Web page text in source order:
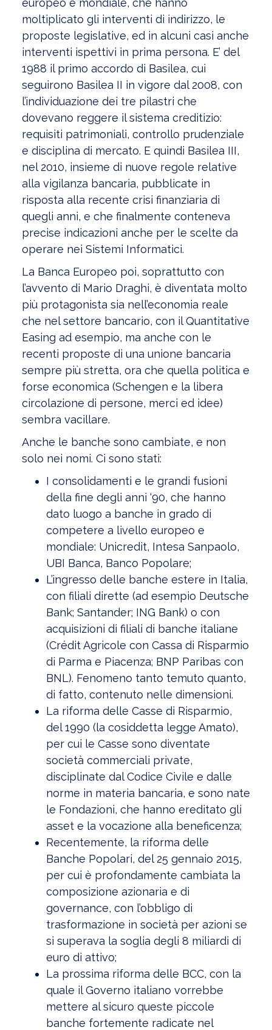
europeo e mondiale, che hanno
moltiplicato gli interventi di indirizzo, le
proposte legislative, ed in alcuni casi anche
interventi ispettivi in prima persona. E’ del
1988 il primo accordo di Basilea, cui
seguirono Basilea II in vigore dal 2008, con
l’individuazione dei tre pilastri che
dovevano reggere il sistema creditizio:
requisiti patrimoniali, controllo prudenziale
e disciplina di mercato. E quindi Basilea III,
nel 2010, insieme di nuove regole relative
alla vigilanza bancaria, pubblicate in
risposta alla recente crisi finanziaria di
quegli anni, e che finalmente conteneva
precise indicazioni anche per le scelte da
operare nei Sistemi Informatici.
La Banca Europeo poi, soprattutto con
l’avvento di Mario Draghi, è diventata molto
più protagonista sia nell’economia reale
che nel settore bancario, con il Quantitative
Easing ad esempio, ma anche con le
recenti proposte di una unione bancaria
sempre più stretta, ora che quella politica e
forse economica (Schengen e la libera
circolazione di persone, merci ed idee)
sembra vacillare.
Anche le banche sono cambiate, e non
solo nei nomi. Ci sono stati:
I consolidamenti e le grandi fusioni
della fine degli anni ‘90, che hanno
dato luogo a banche in grado di
competere a livello europeo e
mondiale: Unicredit, Intesa Sanpaolo,
UBI Banca, Banco Popolare;
L’ingresso delle banche estere in Italia,
con filiali dirette (ad esempio Deutsche
Bank; Santander; ING Bank) o con
acquisizioni di filiali di banche italiane
(Crédit Agricole con Cassa di Risparmio
di Parma e Piacenza; BNP Paribas con
BNL). Fenomeno tanto temuto quanto,
di fatto, contenuto nelle dimensioni.
La riforma delle Casse di Risparmio,
del 1990 (la cosiddetta legge Amato),
per cui le Casse sono diventate
società commerciali private,
disciplinate dal Codice Civile e dalle
norme in materia bancaria, e sono nate
le Fondazioni, che hanno ereditato gli
asset e la vocazione alla beneficenza;
Recentemente, la riforma delle
Banche Popolari, del 25 gennaio 2015,
per cui è profondamente cambiata la
composizione azionaria e di
governance, con l’obbligo di
trasformazione in società per azioni se
si superava la soglia degli 8 miliardi di
euro di attivo;
La prossima riforma delle BCC, con la
quale il Governo italiano vorrebbe
mettere al sicuro queste piccole
banche fortemente radicate nel